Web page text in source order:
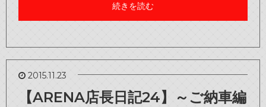
続きを読む
2015.11.23
【ARENA店長日記24】～ご納車編